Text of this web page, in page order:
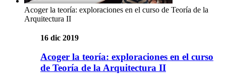
Acoger la teoría: exploraciones en el curso de Teoría de la
Arquitectura II
16 dic 2019
Acoger la teoría: exploraciones en el curso
de Teoría de la Arquitectura II